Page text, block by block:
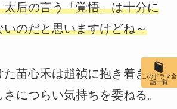
太后の言う「覚悟」は十分に
いのだと思いますけどね～
た苗心禾は趙禎に抱き着き、
につらい気持ちを委ねる。
このドラマ全
話一覧